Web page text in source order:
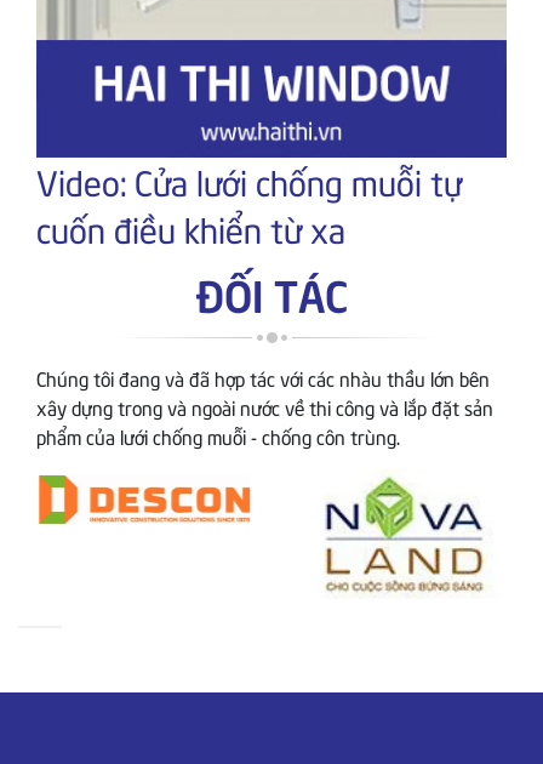
Video: Cửa lưới chống muỗi tự
cuốn điều khiển từ xa
ĐỐI TÁC
Chúng tôi đang và đã hợp tác với các nhàu thầu lớn bên
xây dựng trong và ngoài nước về thi công và lắp đặt sản
phẩm của lưới chống muỗi - chống côn trùng.